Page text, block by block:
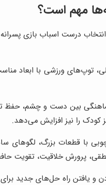
مهم است؟
درست اسباب بازی
توپ‌های ورزشی با ابعاد
بین دست و چشم،
کودک را نیز افزایش می‌دهد.
با قطعات بزرگ،
پرورش خلاقیت، تقویت
و یافتن راه حل‌های جدید